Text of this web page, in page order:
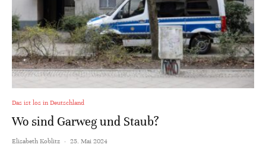
Das ist los in Deutschland
Wo sind Garweg und Staub?
Elisabeth Koblitz · 25. Mai 2024